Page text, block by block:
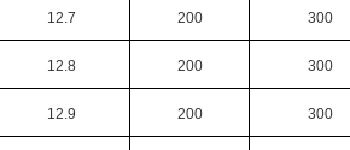
12.7 200 300
12.8 200 300
12.9 200 300